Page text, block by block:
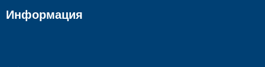
Информация